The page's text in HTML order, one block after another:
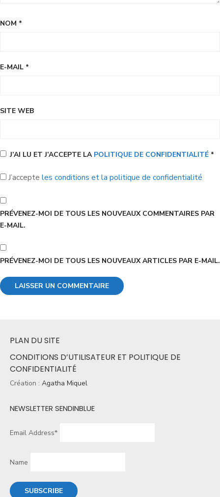
NOM *
E-MAIL *
SITE WEB
J’AI LU ET J’ACCEPTE LA POLITIQUE DE CONFIDENTIALITÉ *
J’accepte les conditions et la politique de confidentialité
PRÉVENEZ-MOI DE TOUS LES NOUVEAUX COMMENTAIRES PAR
E-MAIL.
PRÉVENEZ-MOI DE TOUS LES NOUVEAUX ARTICLES PAR E-MAIL.
PLAN DU SITE
CONDITIONS D’UTILISATEUR ET POLITIQUE DE
CONFIDENTIALITÉ
Création : Agatha Miquel
NEWSLETTER SENDINBLUE
Email Address*
Name